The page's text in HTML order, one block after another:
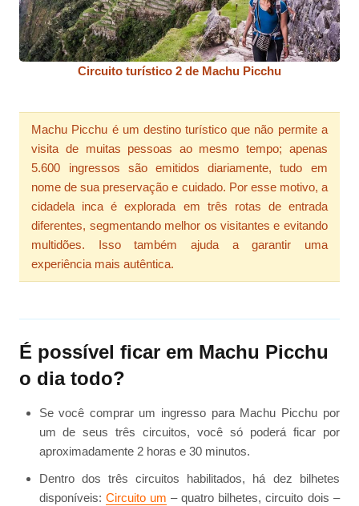
Circuito turístico 2 de Machu Picchu
Machu Picchu é um destino turístico que não permite a
visita de muitas pessoas ao mesmo tempo; apenas
5.600 ingressos são emitidos diariamente, tudo em
nome de sua preservação e cuidado. Por esse motivo, a
cidadela inca é explorada em três rotas de entrada
diferentes, segmentando melhor os visitantes e evitando
multidões. Isso também ajuda a garantir uma
experiência mais autêntica.
É possível ficar em Machu Picchu
o dia todo?
Se você comprar um ingresso para Machu Picchu por
um de seus três circuitos, você só poderá ficar por
aproximadamente 2 horas e 30 minutos.
Dentro dos três circuitos habilitados, há dez bilhetes
disponíveis: Circuito um – quatro bilhetes, circuito dois –